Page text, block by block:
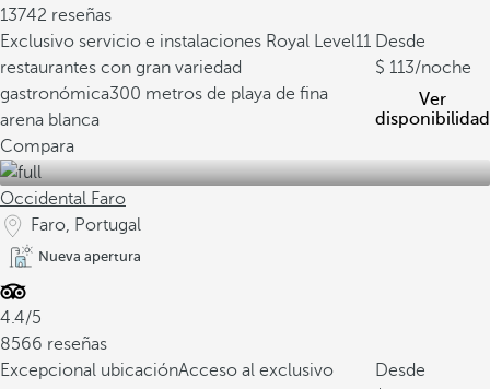
13742 reseñas
Exclusivo servicio e instalaciones Royal Level11
restaurantes con gran variedad
gastronómica300 metros de playa de fina
arena blanca
Desde
113/noche
Ver
disponibilidad
Compara
Occidental Faro
Faro, Portugal
Nueva apertura
4.4/5
8566 reseñas
Excepcional ubicaciónAcceso al exclusivo
Desde